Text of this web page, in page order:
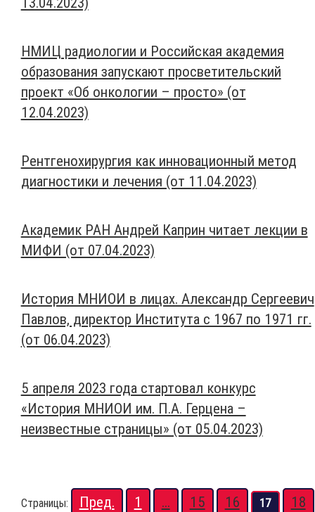
НМИЦ радиологии и Российская академия
образования запускают просветительский
проект «Об онкологии – просто» (от
12.04.2023)
Рентгенохирургия как инновационный метод
диагностики и лечения (от 11.04.2023)
Академик РАН Андрей Каприн читает лекции в
МИФИ (от 07.04.2023)
История МНИОИ в лицах. Александр Сергеевич
Павлов, директор Института с 1967 по 1971 гг.
(от 06.04.2023)
5 апреля 2023 года стартовал конкурс
«История МНИОИ им. П.А. Герцена –
неизвестные страницы» (от 05.04.2023)
Страницы: Пред. 1 ... 15 16 17 18